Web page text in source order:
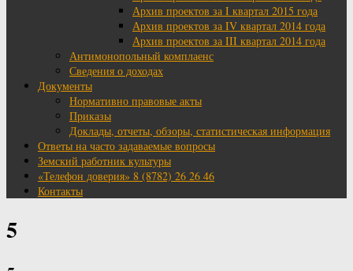
Архив проектов за I квартал 2015 года
Архив проектов за IV квартал 2014 года
Архив проектов за III квартал 2014 года
Антимонопольный комплаенс
Сведения о доходах
Документы
Нормативно правовые акты
Приказы
Доклады, отчеты, обзоры, статистическая информация
Ответы на часто задаваемые вопросы
Земский работник культуры
«Телефон доверия» 8 (8782) 26 26 46
Контакты
5